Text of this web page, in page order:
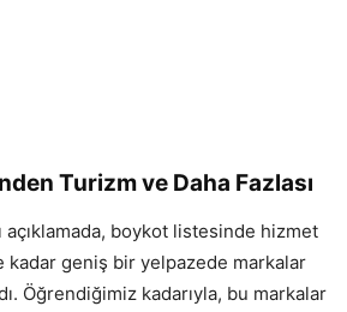
Turizm ve Daha Fazlası
açıklamada, boykot listesinde hizmet
geniş bir yelpazede markalar
Öğrendiğimiz kadarıyla, bu markalar